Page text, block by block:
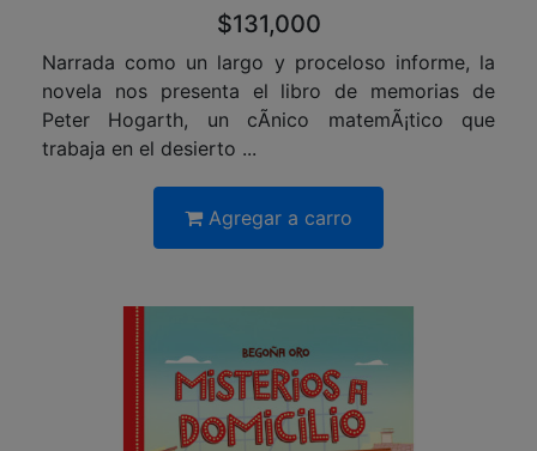
$131,000
Narrada como un largo y proceloso informe, la
novela nos presenta el libro de memorias de
Peter Hogarth, un cÃ­nico matemÃ¡tico que
trabaja en el desierto ...
Agregar a carro